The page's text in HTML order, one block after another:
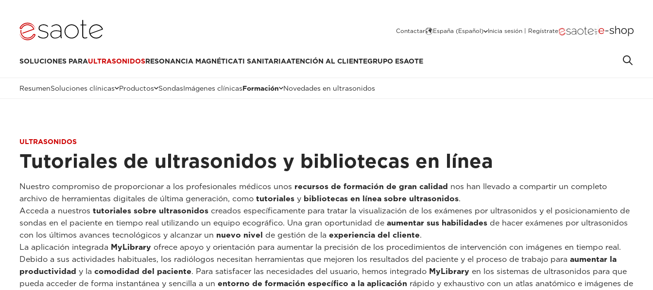
Contactar España (Español) Inicia sesión | Regístrate
SOLUCIONES PARAULTRASONIDOSRESONANCIA MAGNÉTICATI SANITARIAATENCIÓN AL CLIENTEGRUPO ESAOTE
ResumenSoluciones clínicas Productos SondasImágenes clínicasFormación Novedades en ultrasonidos
ULTRASONIDOS
Tutoriales de ultrasonidos y bibliotecas en línea
Nuestro compromiso de proporcionar a los profesionales médicos unos recursos de formación de gran calidad nos han llevado a compartir un completo
archivo de herramientas digitales de última generación, como tutoriales y bibliotecas en línea sobre ultrasonidos.
Acceda a nuestros tutoriales sobre ultrasonidos creados específicamente para tratar la visualización de los exámenes por ultrasonidos y el posicionamiento de
sondas en el paciente en tiempo real utilizando un equipo ecográfico. Una gran oportunidad de aumentar sus habilidades de hacer exámenes por ultrasonidos
con los últimos avances tecnológicos y alcanzar un nuevo nivel de gestión de la experiencia del cliente.
La aplicación integrada MyLibrary ofrece apoyo y orientación para aumentar la precisión de los procedimientos de intervención con imágenes en tiempo real.
Debido a sus actividades habituales, los radiólogos necesitan herramientas que mejoren los resultados del paciente y el proceso de trabajo para aumentar la
productividad y la comodidad del paciente. Para satisfacer las necesidades del usuario, hemos integrado MyLibrary en los sistemas de ultrasonidos para que
pueda acceder de forma instantánea y sencilla a un entorno de formación específico a la aplicación rápido y exhaustivo con un atlas anatómico e imágenes de